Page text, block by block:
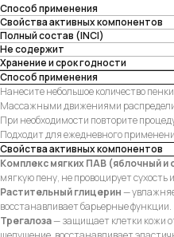
Способ применения
Свойства активных компонентов
Полный состав (INCI)
Не содержит
Хранение и срок годности
Способ применения
Нанесите небольшое количество
Массажными движениями
При необходимости повторите
Подходит для ежедневного
Свойства активных компонентов
Комплекс мягких ПАВ (яблочный и
мягкую пену, не провоцирует сухость
Растительный глицерин—
восстанавливает барьерные функции.
Трегалоза— защищает клетки кожи